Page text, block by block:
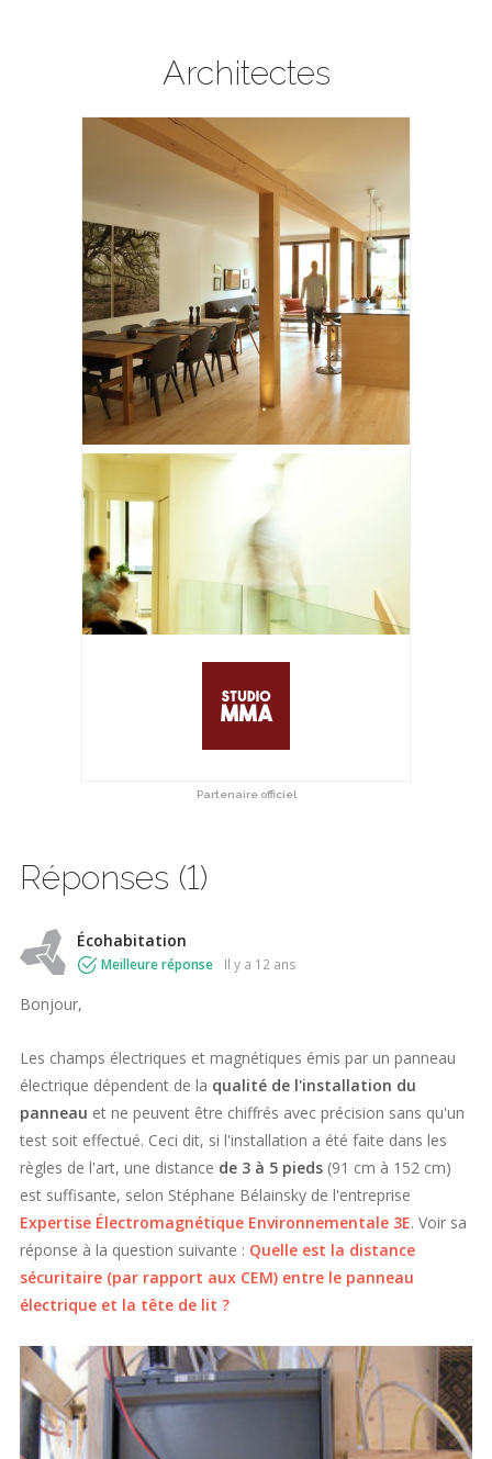
Architectes
Partenaire officiel
Réponses (1)
Écohabitation
Meilleure réponse il y a 12 ans
Bonjour,
Les champs électriques et magnétiques émis par un panneau
électrique dépendent de la qualité de l'installation du
panneau et ne peuvent être chiffrés avec précision sans qu'un
test soit effectué. Ceci dit, si l'installation a été faite dans les
règles de l'art, une distance de 3 à 5 pieds (91 cm à 152 cm)
est suffisante, selon Stéphane Bélainsky de l'entreprise
Expertise Électromagnétique Environnementale 3E. Voir sa
réponse à la question suivante : Quelle est la distance
sécuritaire (par rapport aux CEM) entre le panneau
électrique et la tête de lit ?